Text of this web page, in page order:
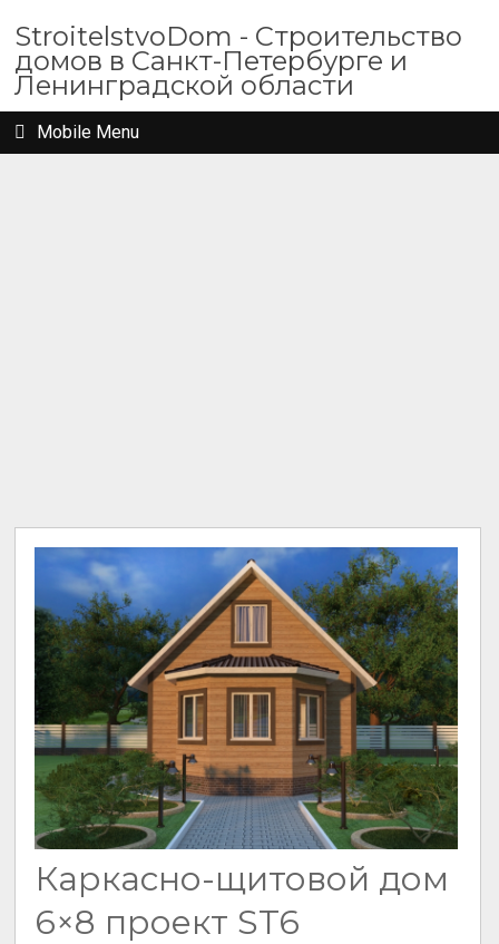
StroitelstvoDom - Строительство
домов в Санкт-Петербурге и
Ленинградской области
Mobile Menu
Каркасно-щитовой дом
6×8 проект ST6